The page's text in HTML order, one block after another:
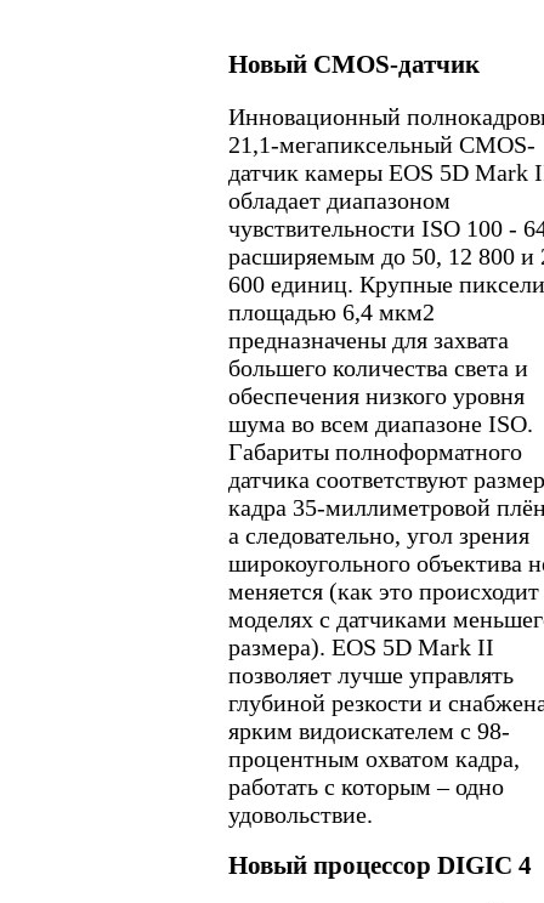
Новый CMOS-датчик
Инновационный
21,1-мегапиксельный CMOS-
датчик камеры EOS 5D Mark
обладает диапазоном
чувствительности ISO 100 -
расширяемым до 50, 12 800 и
600 единиц. Крупные пиксели
площадью 6,4 мкм2
предназначены для захвата
большего количества света и
обеспечения низкого уровня
шума во всем диапазоне ISO.
Габариты полноформатного
датчика соответствуют
кадра 35-миллиметровой
а следовательно, угол зрения
широкоугольного объектива
меняется (как это происходит
моделях с датчиками
размера). EOS 5D Mark II
позволяет лучше управлять
глубиной резкости и
ярким видоискателем с 98-
процентным охватом кадра,
работать с которым – одно
удовольствие.
Новый процессор DIGIC 4